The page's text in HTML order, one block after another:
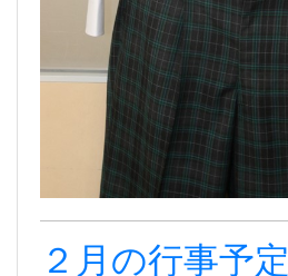
２月の行事予定